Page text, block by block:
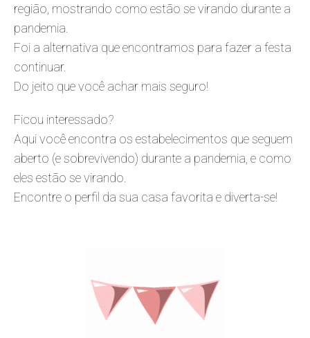
região, mostrando como estão se virando durante a
pandemia.
Foi a alternativa que encontramos para fazer a festa
continuar.
Do jeito que você achar mais seguro!
Ficou interessado?
Aqui você encontra os estabelecimentos que seguem
aberto (e sobrevivendo) durante a pandemia, e como
eles estão se virando.
Encontre o perfil da sua casa favorita e diverta-se!